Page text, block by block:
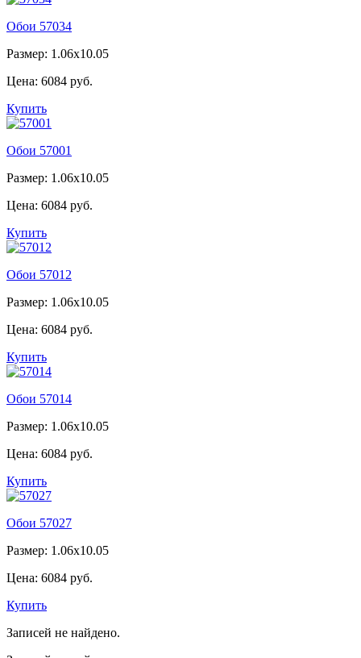
Обои 57034
Размер: 1.06x10.05
Цена: 6084 руб.
Купить
Обои 57001
Размер: 1.06x10.05
Цена: 6084 руб.
Купить
Обои 57012
Размер: 1.06x10.05
Цена: 6084 руб.
Купить
Обои 57014
Размер: 1.06x10.05
Цена: 6084 руб.
Купить
Обои 57027
Размер: 1.06x10.05
Цена: 6084 руб.
Купить
Записей не найдено.